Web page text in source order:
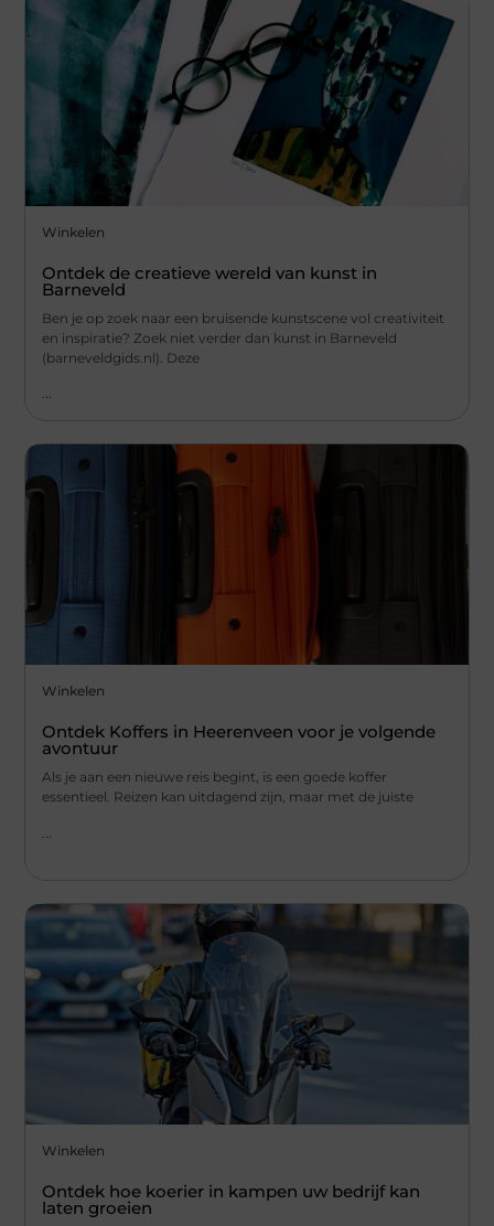
Winkelen
Ontdek de creatieve wereld van kunst in
Barneveld
Ben je op zoek naar een bruisende kunstscene vol creativiteit
en inspiratie? Zoek niet verder dan kunst in Barneveld
(barneveldgids.nl). Deze
...
Winkelen
Ontdek Koffers in Heerenveen voor je volgende
avontuur
Als je aan een nieuwe reis begint, is een goede koffer
essentieel. Reizen kan uitdagend zijn, maar met de juiste
Winkelen
Ontdek hoe koerier in kampen uw bedrijf kan
laten groeien